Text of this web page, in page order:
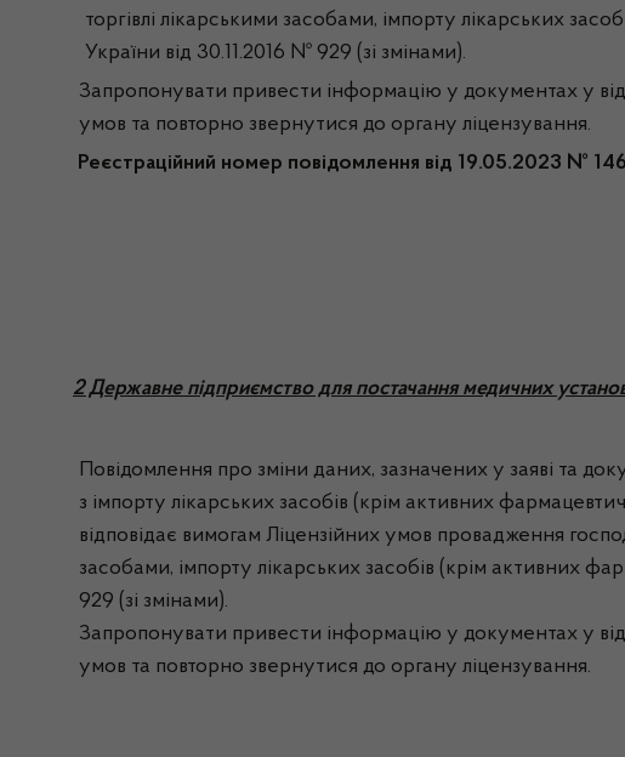
торгівлі лікарськими засобами, імпорту лікарських
України від 30.11.2016 № 929 (зі змінами).
Запропонувати привести інформацію у документах у
умов та повторно звернутися до органу ліцензування.
Реєстраційний номер повідомлення від 19.05.2023 № 146
2 Державне підприємство для постачання медичних
Повідомлення про зміни даних, зазначених у заяві та
з імпорту лікарських засобів (крім активних
відповідає вимогам Ліцензійних умов провадження
засобами, імпорту лікарських засобів (крім активних
929 (зі змінами).
Запропонувати привести інформацію у документах у
умов та повторно звернутися до органу ліцензування.